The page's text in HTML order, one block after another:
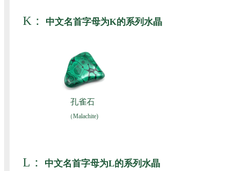
K： 中文名首字母为K的系列水晶
孔雀石
（Malachite)
L： 中文名首字母为L的系列水晶